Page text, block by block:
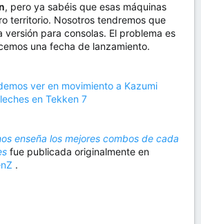
, pero ya sabéis que esas máquinas
territorio. Nosotros tendremos que
versión para consolas. El problema es
una fecha de lanzamiento.
ver en movimiento a Kazumi
en Tekken 7
enseña los mejores combos de cada
fue publicada originalmente en
.